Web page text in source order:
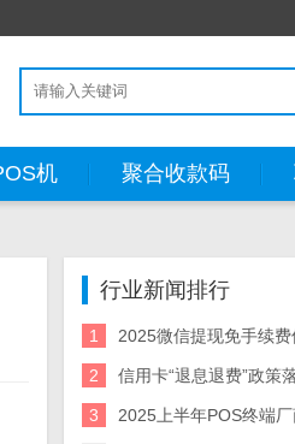
机 聚合收款码
行业新闻排行
1 2025微信提现免手续费保姆级教程：6
2 信用卡“退息退费”政策落地：
3 2025上半年POS终端厂商销量榜：新大